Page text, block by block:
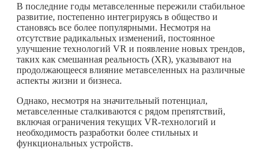
В последние годы метавселенные пережили стабильное
развитие, постепенно интегрируясь в общество и
становясь все более популярными. Несмотря на
отсутствие радикальных изменений, постоянное
улучшение технологий VR и появление новых трендов,
таких как смешанная реальность (XR), указывают на
продолжающееся влияние метавселенных на различные
аспекты жизни и бизнеса.
Однако, несмотря на значительный потенциал,
метавселенные сталкиваются с рядом препятствий,
включая ограничения текущих VR-технологий и
необходимость разработки более стильных и
функциональных устройств.